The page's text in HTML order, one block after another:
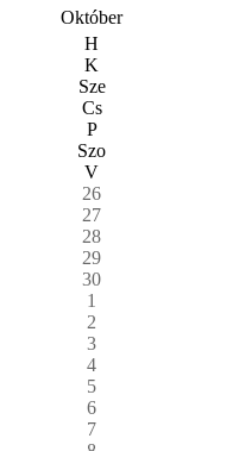
Október
H
K
Sze
Cs
P
Szo
V
26
27
28
29
30
1
2
3
4
5
6
7